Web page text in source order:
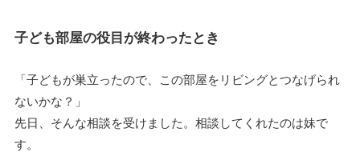
子ども部屋の役目が終わったとき
「子どもが巣立ったので、この部屋をリビングとつなげられ
ないかな？」
先日、そんな相談を受けました。相談してくれたのは妹で
す。